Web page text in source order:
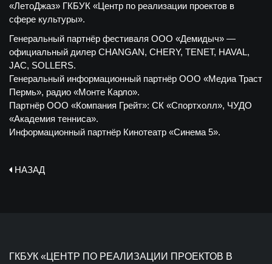
«ЛетоДжаз» ГКБУК «Центр по реализации проектов в
сфере культуры».
Генеральный партнёр фестиваля ООО «Демидыч» —
официальный дилер CHANGAN, CHERY, TENET, HAVAL,
JAC, SOLLERS.
Генеральный информационный партнёр ООО «Медиа Траст
Пермь», радио «Монте Карло».
Партнёр ООО «Компания Грейт»: СК «Спортхолл», ЧУДО
«Академия тенниса».
Информационный партнёр Кинотеатр «Синема 5».
НАЗАД
ГКБУК «ЦЕНТР ПО РЕАЛИЗАЦИИ ПРОЕКТОВ В